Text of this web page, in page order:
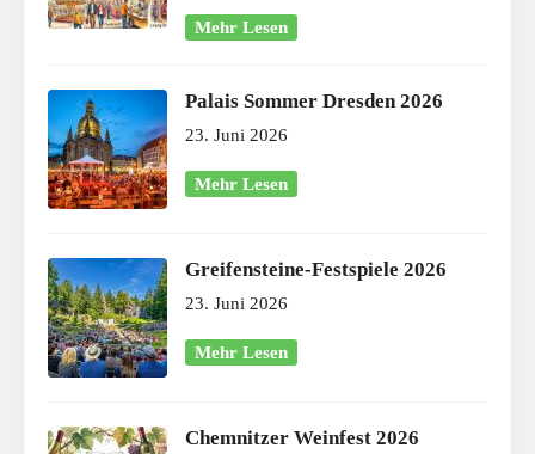
Mehr Lesen
Palais Sommer Dresden 2026
23. Juni 2026
Mehr Lesen
Greifensteine-Festspiele 2026
23. Juni 2026
Mehr Lesen
Chemnitzer Weinfest 2026